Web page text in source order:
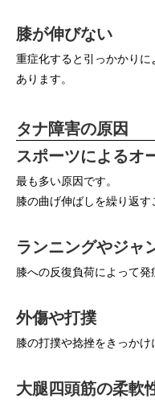
膝が伸びない
重症化すると引っかかり
あります。
タナ障害の原因
スポーツによるオ
最も多い原因です。
膝の曲げ伸ばしを繰り返す
ランニングやジャ
膝への反復負荷によって発
外傷や打撲
膝の打撲や捻挫をきっかけ
大腿四頭筋の柔軟